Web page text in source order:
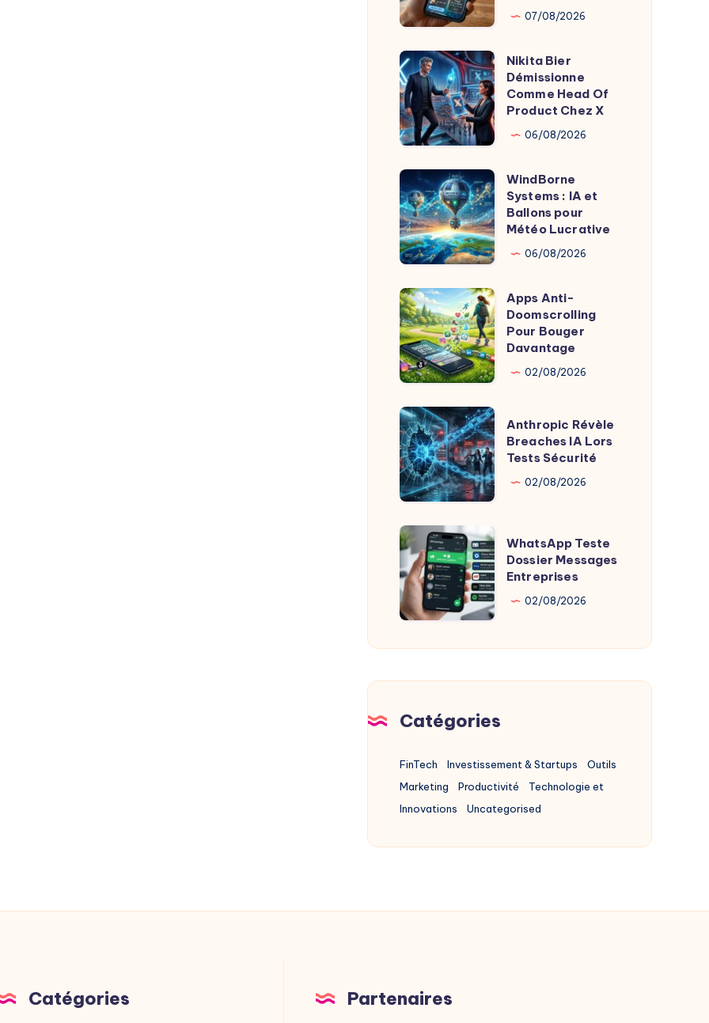
Avec
IA
Agentique
07/08/2026
Nikita
Bier
Démissionne
Comme
Head
Of
Product
Chez
X
Nikita Bier
Démissionne
Comme Head Of
Product Chez X
06/08/2026
WindBorne
Systems
:
IA
et
Ballons
pour
Météo
Lucrative
WindBorne
Systems : IA et
Ballons pour
Météo Lucrative
06/08/2026
Apps
Anti-
Doomscrolling
Pour
Bouger
Davantage
Apps Anti-
Doomscrolling
Pour Bouger
Davantage
02/08/2026
Anthropic
Révèle
Breaches
IA
Lors
Tests
Sécurité
Anthropic Révèle
Breaches IA Lors
Tests Sécurité
02/08/2026
WhatsApp
Teste
Dossier
Messages
Entreprises
WhatsApp Teste
Dossier Messages
Entreprises
02/08/2026
Catégories
FinTech Investissement & Startups
Outils
Marketing
Productivité
Technologie et
Innovations
Uncategorised
Catégories Partenaires